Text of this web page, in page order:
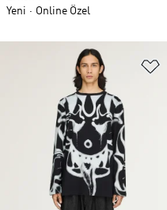
Yeni
Online Özel